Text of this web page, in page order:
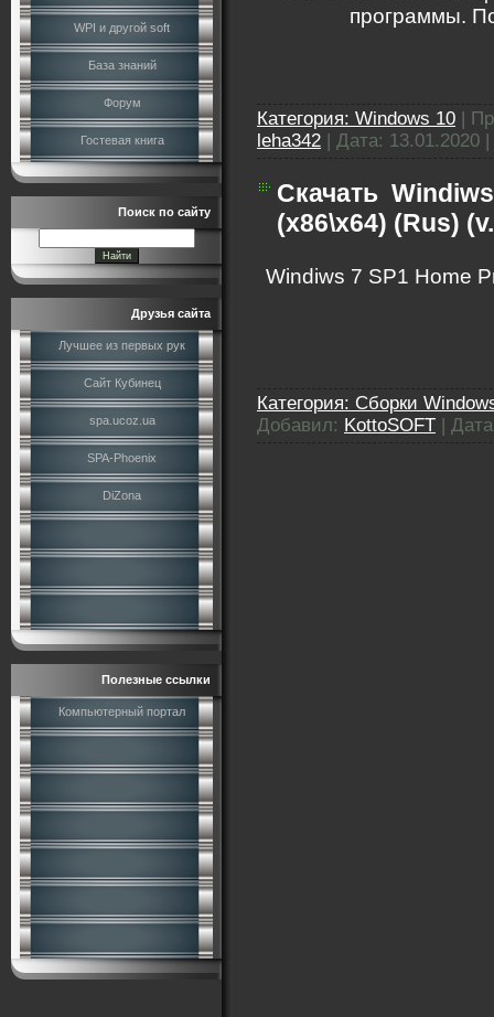
WPI и другой soft
База знаний
Форум
Гостевая книга
Поиск по сайту
Друзья сайта
Лучшее из первых рук
Сайт Кубинец
spa.ucoz.ua
SPA-Phoenix
DiZona
Полезные ссылки
Компьютерный портал
программы.
Категория: Windows 10
leha342
Дата: 13.01.2020
Скачать
(x86\x64) (Rus)
Windiws 7 SP1 Home
Категория: Сборки
Добавил: KottoSOFT